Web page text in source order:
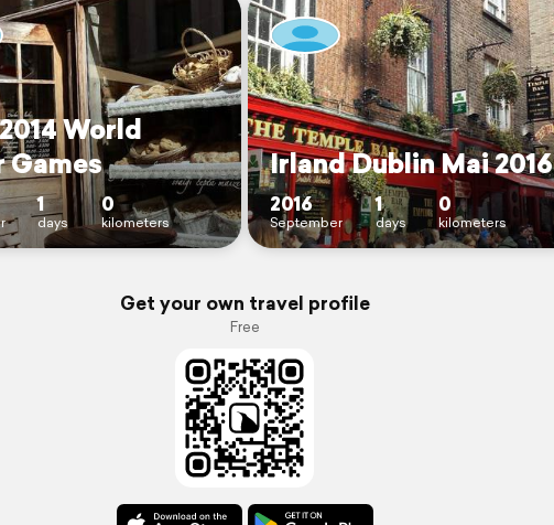
World
Games
1
days
0
kilometers
Irland Dublin Mai 2016
2016
September
1
days
0
kilometers
Get your own travel profile
Free